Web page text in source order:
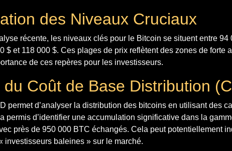
des Niveaux Cruciaux
récente, les niveaux clés pour le Bitcoin se situent entre 94
$ et 118 000 $. Ces plages de prix reflètent des zones de forte
de ces repères pour les investisseurs.
du Coût de Base Distribution
permet d’analyser la distribution des bitcoins en utilisant des
permis d’identifier une accumulation significative dans la
près de 950 000 BTC échangés. Cela peut potentiellement
investisseurs baleines » sur le marché.